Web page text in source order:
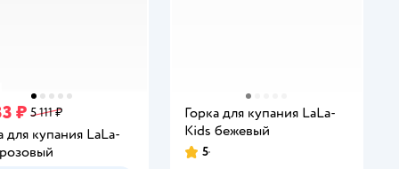
₽ 5 111 ₽
для купания LaLa-
Горка для купания LaLa-
Kids бежевый
Рейтинг:
5